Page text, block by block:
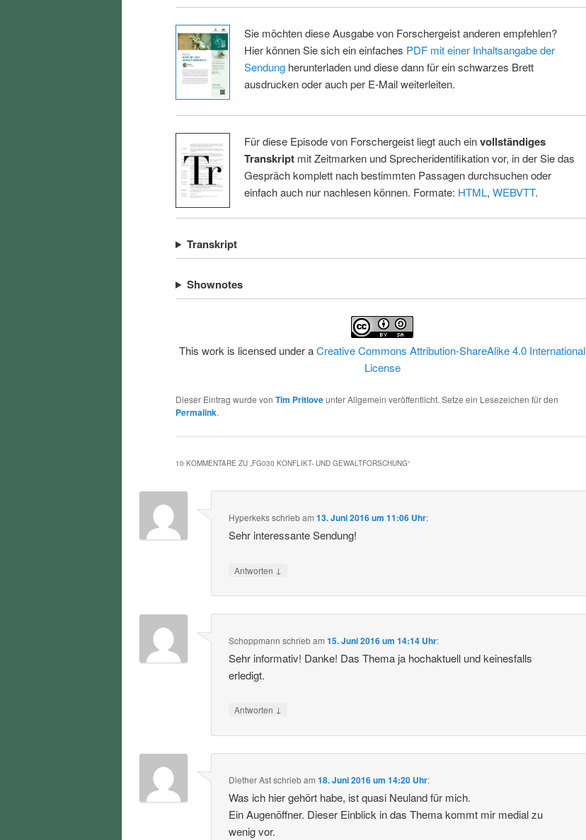
Sie möchten diese Ausgabe von Forschergeist anderen empfehlen?
Hier können Sie sich ein einfaches PDF mit einer Inhaltsangabe der
Sendungherunterladen und diese dann für ein schwarzes Brett
ausdrucken oder auch per E-Mail weiterleiten.
Für diese Episode von Forschergeist liegt auch einvollständiges
Transkriptmit Zeitmarken und Sprecheridentifikation vor, in der Sie das
Gespräch komplett nach bestimmten Passagen durchsuchen oder
einfach auch nur nachlesen können. Formate: HTML, WEBVTT.
Transkript
Shownotes
This work is licensed under aCreative Commons Attribution-ShareAlike 4.0 International
License
Dieser Eintrag wurde von Tim Pritloveunter Allgemein veröffentlicht. Setze ein Lesezeichen für den
Permalink.
10 KOMMENTARE ZU „FG030 KONFLIKT- UND GEWALTFORSCHUNG“
Hyperkeksschriebam13. Juni 2016 um 11:06 Uhr:
Sehr interessante Sendung!
Antworten ↓
Schoppmann schriebam15. Juni 2016 um 14:14 Uhr:
Sehr informativ! Danke! Das Thema ja hochaktuell und keinesfalls
erledigt.
Antworten ↓
Diether Astschriebam18. Juni 2016 um 14:20 Uhr:
Was ich hier gehört habe, ist quasi Neuland für mich.
Ein Augenöffner. Dieser Einblick in das Thema kommt mir medial zu
wenig vor.